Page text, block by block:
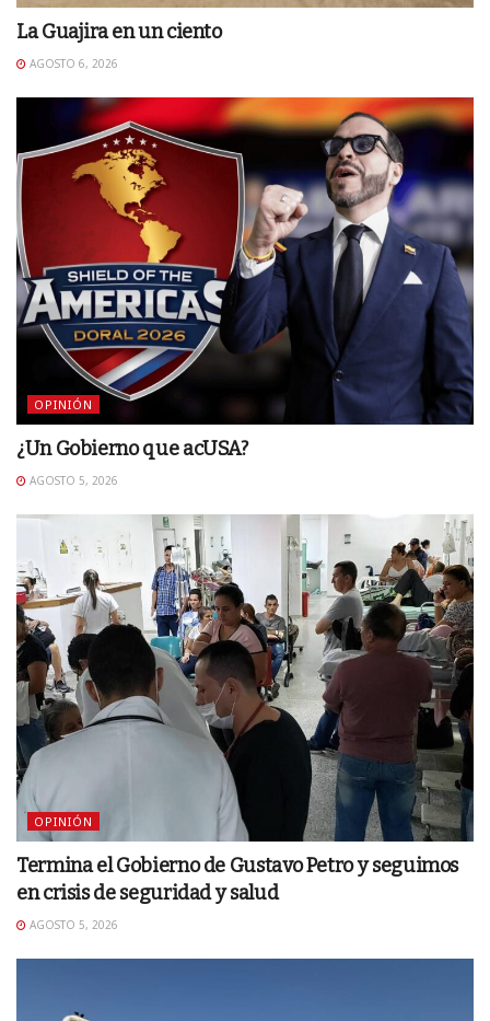
La Guajira en un ciento
AGOSTO 6, 2026
OPINIÓN
¿Un Gobierno que acUSA?
AGOSTO 5, 2026
OPINIÓN
Termina el Gobierno de Gustavo Petro y seguimos
en crisis de seguridad y salud
AGOSTO 5, 2026